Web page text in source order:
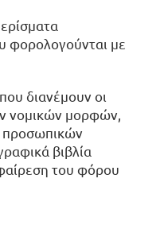
φορολογούνται με
διανέμουν οι
νομικών μορφών,
προσωπικών
βιβλία
του φόρου